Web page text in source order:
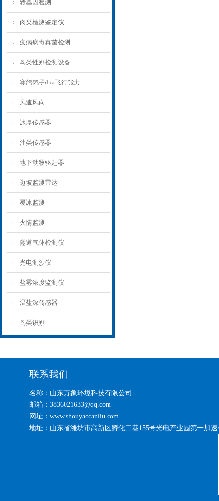
转基因检测
肉类检测鉴定仪
疫病病毒真菌检测
鸟类性别检测设备
赛鸽鸽子dna飞行能力
风速风向
冰厚传感器
油类传感器
地下动物驱赶器
边坡监测雷达
覆冰监测
火情监测
隧道气体检测仪
光电测沙仪
盐雾浓度监测仪
温盐深传感器
鸟类识别
联系我们
名称：山东万象环境科技有限公司
邮箱：3836021633@qq.com
网址：www.shouyaocanliu.com
地址：山东省潍坊市高新区孵化二巷155号光电产业园第一加